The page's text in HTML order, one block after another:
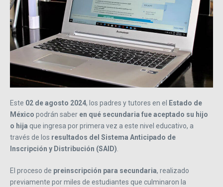
Este 02 de agosto 2024, los padres y tutores en el
Estado de
México podrán saber en qué secundaria fue aceptado su hijo
o hija que ingresa por primera vez a este nivel educativo, a
través de los resultados del Sistema Anticipado de
Inscripción y Distribución (SAID)
El proceso de preinscripción para secundaria, realizado
previamente por miles de estudiantes que culminaron la